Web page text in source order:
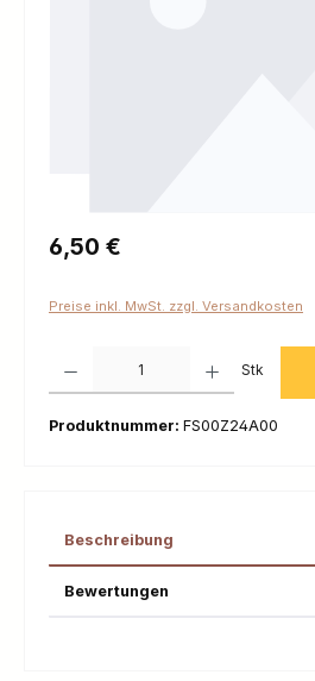
Regulärer Preis:
6,50 €
Preise inkl. MwSt. zzgl. Versandkosten
Stk
Produktnummer: FS00Z24A00
Beschreibung
Bewertungen